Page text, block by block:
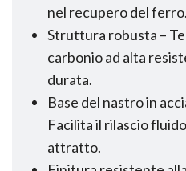
nel recupero del ferro.
Struttura robusta –
carbonio ad alta
durata.
Base del nastro in
Facilita il rilascio
attratto.